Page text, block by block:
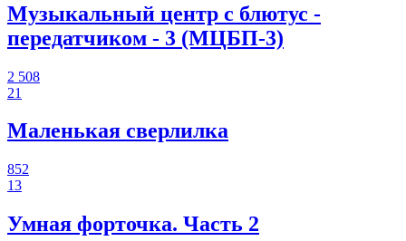
Музыкальный центр с блютус -
передатчиком - 3 (МЦБП-3)
2 508
21
Маленькая сверлилка
852
13
Умная форточка. Часть 2